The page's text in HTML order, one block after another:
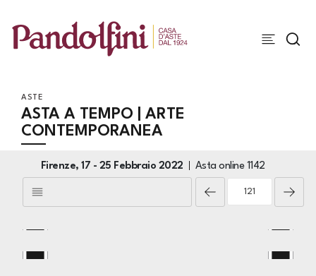
ASTE
ASTA A TEMPO | ARTE
CONTEMPORANEA
Firenze, 17 - 25 Febbraio 2022 Asta online 1142